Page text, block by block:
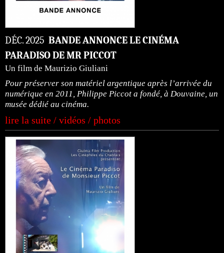
DÉC. 2025 BANDE ANNONCE LE CINÉMA
PARADISO DE MR PICCOT
Un film de Maurizio Giuliani
Pour préserver son matériel argentique après l’arrivée du
numérique en 2011, Philippe Piccot a fondé, à Douvaine, un
musée dédié au cinéma.
lire la suite / vidéos / photos